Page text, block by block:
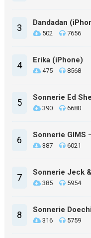
3 Dandadan
502 7656
4 Erika (iPhone)
475 8568
5 Sonnerie Ed
390 6680
6 Sonnerie GIMS
387 6021
7 Sonnerie Jeck
385 5954
8 Sonnerie
316 5759